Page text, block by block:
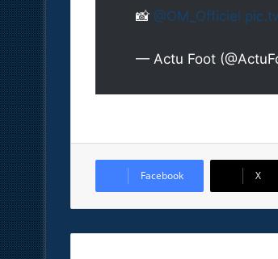
📸 @OM_Officiel
— Actu Foot
Facebook X